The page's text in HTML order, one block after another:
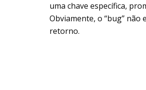
uma chave específica,
Obviamente, o “bug”
retorno.